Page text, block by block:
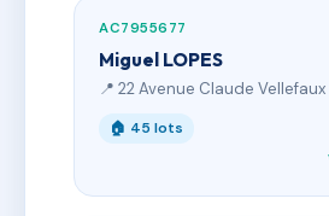
AC7955677
Miguel LOPES
📍 22 Avenue Claude Vellefaux
🏠 45 lots